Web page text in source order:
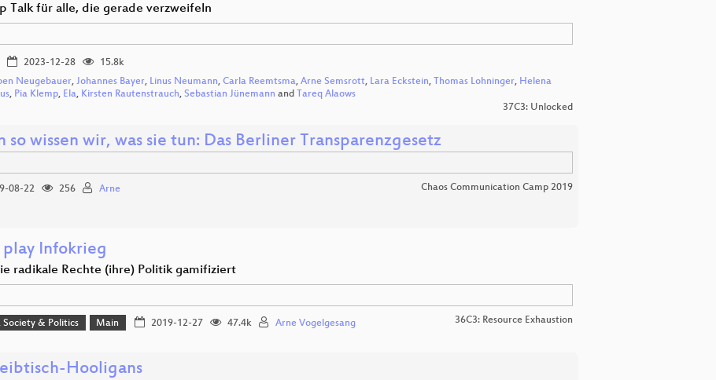
Talk für alle, die gerade verzweifeln
2023-12-28
15.8k
Neugebauer, Johannes Bayer, Linus Neumann, Carla Reemtsma, Arne Semsrott, Lara Eckstein, Thomas Lohninger, Helena
, Pia Klemp, Ela, Kirsten Rautenstrauch, Sebastian Jünemann and Tareq Alaows
37C3: Unlocked
so wissen wir, was sie tun: Das Berliner Transparenzgesetz
08-22 256 Arne Chaos Communication Camp 2019
play Infokrieg
radikale Rechte (ihre) Politik gamifiziert
Society & Politics Main 2019-12-27 47.4k Arne Vogelgesang 36C3: Resource Exhaustion
Hooligans